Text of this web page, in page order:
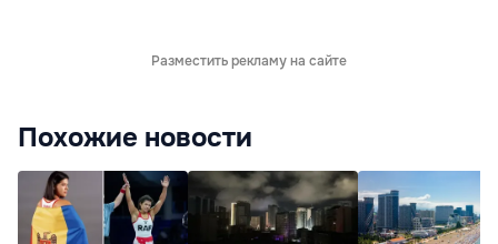
Разместить рекламу на сайте
Похожие новости